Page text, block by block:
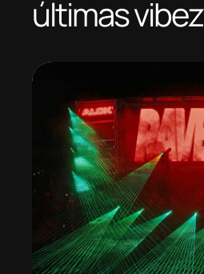
últimas vibez